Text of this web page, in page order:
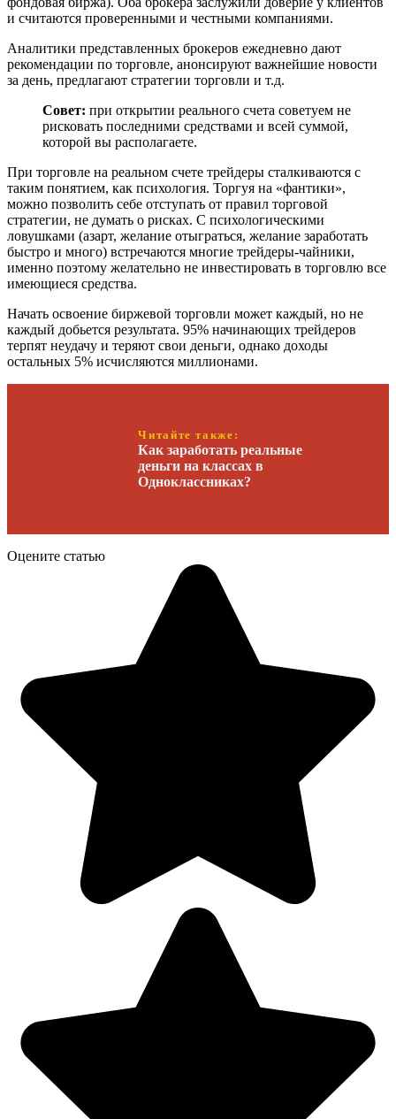
и считаются проверенными и честными компаниями.
Аналитики представленных брокеров ежедневно дают
рекомендации по торговле, анонсируют важнейшие новости
за день, предлагают стратегии торговли и т.д.
Совет: при открытии реального счета советуем не
рисковать последними средствами и всей суммой,
которой вы располагаете.
При торговле на реальном счете трейдеры сталкиваются с
таким понятием, как психология. Торгуя на «фантики»,
можно позволить себе отступать от правил торговой
стратегии, не думать о рисках. С психологическими
ловушками (азарт, желание отыграться, желание заработать
быстро и много) встречаются многие трейдеры-чайники,
именно поэтому желательно не инвестировать в торговлю все
имеющиеся средства.
Начать освоение биржевой торговли может каждый, но не
каждый добьется результата. 95% начинающих трейдеров
терпят неудачу и теряют свои деньги, однако доходы
остальных 5% исчисляются миллионами.
Читайте также:
Как заработать реальные
деньги на классах в
Одноклассниках?
Оцените статью